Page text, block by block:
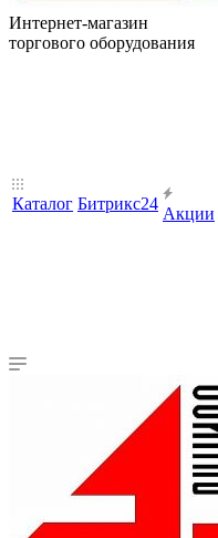
Интернет-магазин
торгового оборудования
Каталог Битрикс24
Акции